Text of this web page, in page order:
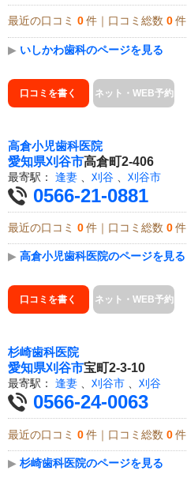
最近の口コミ 0 件｜口コミ総数 0 件
▶ いしかわ歯科のページを見る
口コミを書く ネット・WEB予約
高倉小児歯科医院
愛知県刈谷市高倉町2-406
最寄駅： 逢妻 刈谷 刈谷市
0566-21-0881
最近の口コミ 0 件｜口コミ総数 0 件
▶ 高倉小児歯科医院のページを見る
口コミを書く ネット・WEB予約
杉崎歯科医院
愛知県刈谷市宝町2-3-10
最寄駅： 逢妻 、 刈谷市 、 刈谷
0566-24-0063
最近の口コミ 0 件｜口コミ総数 0 件
▶ 杉崎歯科医院のページを見る